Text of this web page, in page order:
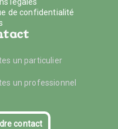
de confidentialité
un particulier
un professionnel
contact